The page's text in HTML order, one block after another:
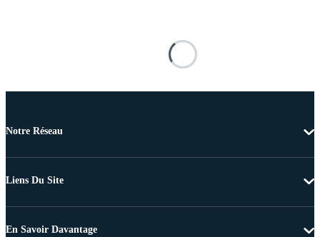
Notre Réseau
Liens Du Site
En Savoir Davantage